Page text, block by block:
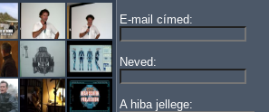
E-mail címed:
Neved:
A hiba jellege: